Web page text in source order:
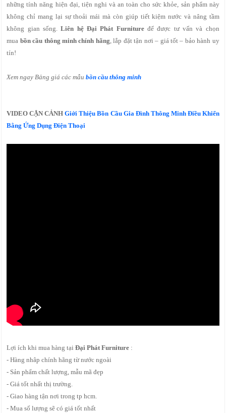
những tính năng hiện đại, tiện nghi và an toàn cho sức khỏe, sản phẩm này
không chỉ mang lại sự thoải mái mà còn giúp tiết kiệm nước và nâng tầm
không gian sống.Liên hệ Đại Phát Furnituređể được tư vấn và chọn
mua bồn cầu thông minh chính hãng, lắp đặt tận nơi – giá tốt – bảo hành uy
tín!
Xem ngay Bảng giá các mẫubồn cầu thông minh
VIDEO CẬN CẢNHGiới Thiệu Bồn Cầu Gia Đình Thông Minh Điều Khiển
Bằng Ứng Dụng Điện Thoại
Lợi ích khi mua hàng tạiĐại Phát Furniture :
- Hàng nhâp chính hãng từ nước ngoài
- Sản phẩm chất lượng, mẫu mã đẹp
- Giá tốt nhất thị trường.
- Giao hàng tận nơi trong tp hcm.
- Mua số lượng sẽ có giá tốt nhất